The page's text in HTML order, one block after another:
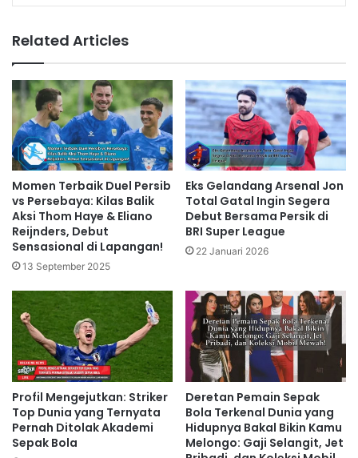
Related Articles
Momen Terbaik Duel Persib
vs Persebaya: Kilas Balik
Aksi Thom Haye & Eliano
Reijnders, Debut
Sensasional di Lapangan!
13 September 2025
Eks Gelandang Arsenal Jon
Total Gatal Ingin Segera
Debut Bersama Persik di
BRI Super League
22 Januari 2026
Profil Mengejutkan: Striker
Top Dunia yang Ternyata
Pernah Ditolak Akademi
Sepak Bola
Deretan Pemain Sepak
Bola Terkenal Dunia yang
Hidupnya Bakal Bikin Kamu
Melongo: Gaji Selangit, Jet